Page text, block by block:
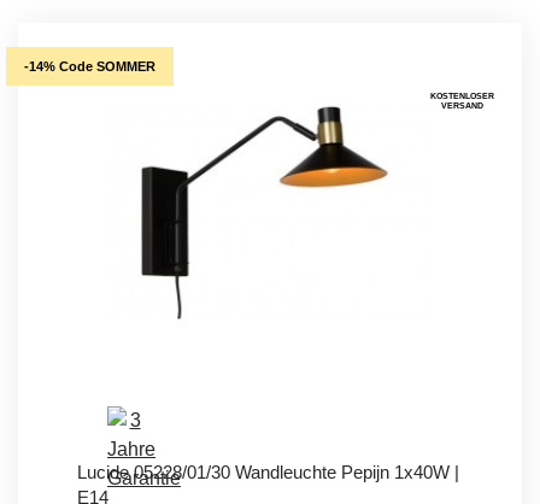
-14% Code SOMMER
KOSTENLOSER
VERSAND
Lucide 05228/01/30 Wandleuchte Pepijn 1x40W |
E14